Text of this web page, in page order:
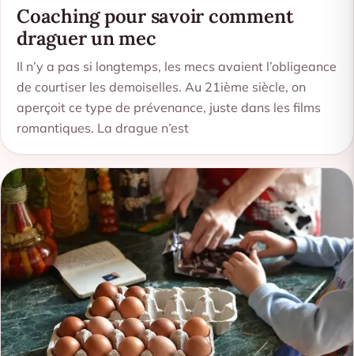
Coaching pour savoir comment
draguer un mec
Il n’y a pas si longtemps, les mecs avaient l’obligeance
de courtiser les demoiselles. Au 21ième siècle, on
aperçoit ce type de prévenance, juste dans les films
romantiques. La drague n’est